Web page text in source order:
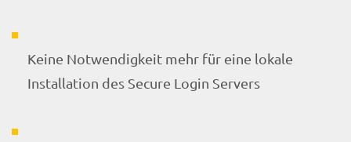
Keine Notwendigkeit mehr für eine lokale
Installation des Secure Login Servers